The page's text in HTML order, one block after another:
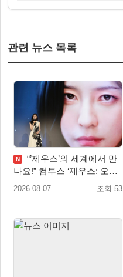
관련 뉴스 목록
N
“’제우스’의 세계에서 만
나요!” 컴투스 ‘제우스: 오만
의 신’ 쇼케이스 찾은 배우
2026.08.07 조회 53